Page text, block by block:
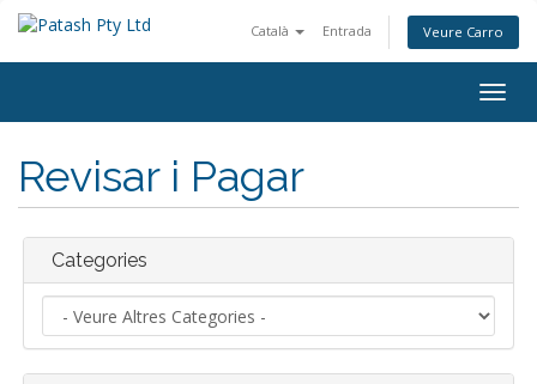
Català Entrada Veure Carro
Revisar i Pagar
Categories